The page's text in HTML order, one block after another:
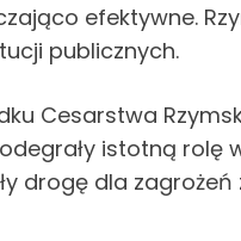
efektywne.
publicznych.
Cesarstwa
istotną rolę
drogę dla